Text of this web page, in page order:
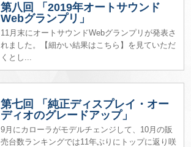
第八回 「2019年オートサウンド
Webグランプリ」
11月末にオートサウンドWebグランプリが発表さ
れました。【細かい結果はこちら】を見ていただ
くとし...
第七回 「純正ディスプレイ・オー
ディオのグレードアップ」
9月にカローラがモデルチェンジして、10月の販
売台数ランキングでは11年ぶりにトップに返り咲